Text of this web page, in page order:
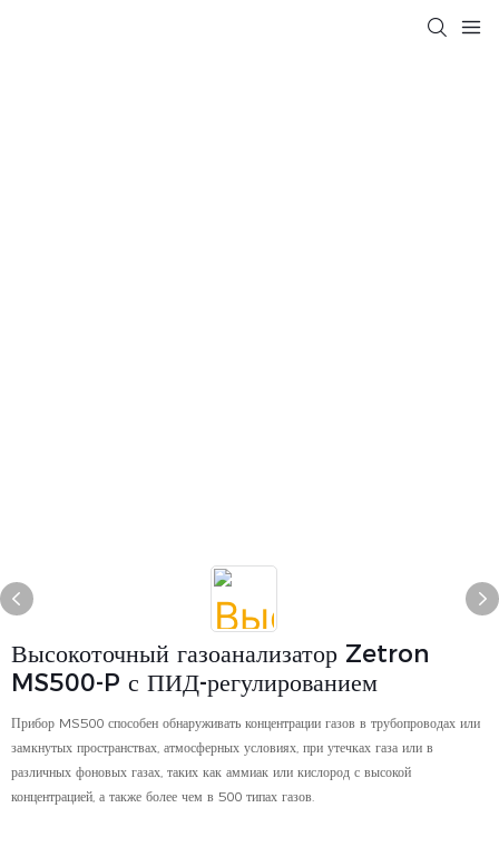
Высокоточный газоанализатор Zetron
MS500-P с ПИД-регулированием
Прибор MS500 способен обнаруживать концентрации газов в трубопроводах или
замкнутых пространствах, атмосферных условиях, при утечках газа или в
различных фоновых газах, таких как аммиак или кислород с высокой
концентрацией, а также более чем в 500 типах газов.